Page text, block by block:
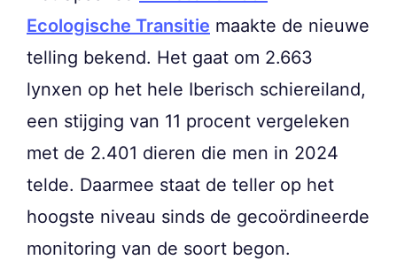
Ecologische Transitie maakte de nieuwe
telling bekend. Het gaat om 2.663
lynxen op het hele Iberisch schiereiland,
een stijging van 11 procent vergeleken
met de 2.401 dieren die men in 2024
telde. Daarmee staat de teller op het
hoogste niveau sinds de gecoördineerde
monitoring van de soort begon.